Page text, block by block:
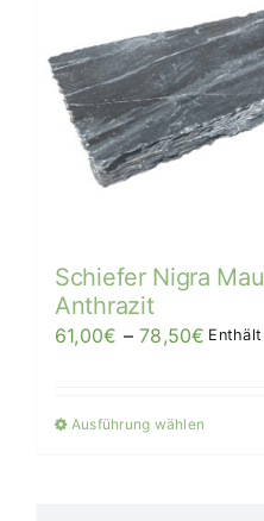
Schiefer Nigra
Anthrazit
61,00€ –78,50€ Enthält
Ausführung wählen